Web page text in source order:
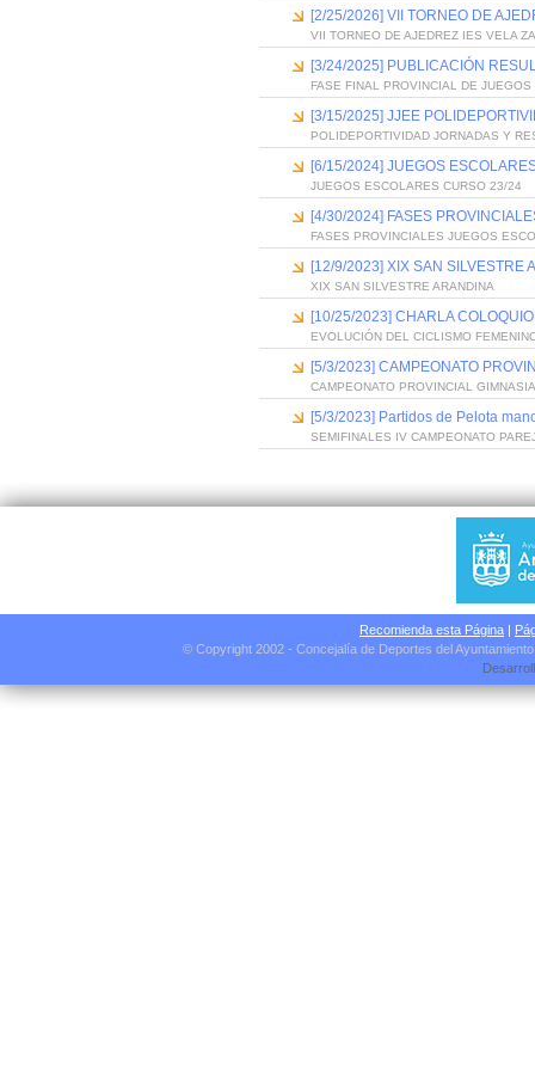
[2/25/2026] VII TORNEO DE
VII TORNEO DE AJEDREZ IES VELA
[3/24/2025] PUBLICACIÓN
FASE FINAL PROVINCIAL DE
[3/15/2025] JJEE
POLIDEPORTIVIDAD JORNADAS Y
[6/15/2024] JUEGOS
JUEGOS ESCOLARES CURSO 23/24
[4/30/2024] FASES
FASES PROVINCIALES JUEGOS
[12/9/2023] XIX SAN SILVESTRE
XIX SAN SILVESTRE ARANDINA
[10/25/2023] CHARLA
EVOLUCIÓN DEL CICLISMO
[5/3/2023] CAMPEONATO
CAMPEONATO PROVINCIAL
[5/3/2023] Partidos de Pelota
SEMIFINALES IV CAMPEONATO
Recomienda esta Página |
© Copyright 2002 - Concejalía de Deportes del